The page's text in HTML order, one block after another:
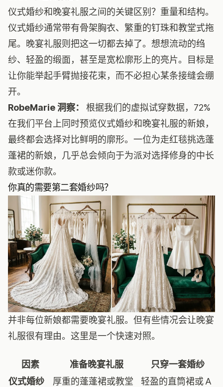
仪式婚纱和晚宴礼服之间的关键区别？重量和结构。
仪式婚纱通常带有骨架胸衣、繁重的钉珠和教堂式拖
尾。晚宴礼服则把这一切都去掉了。想想流动的绉
纱、轻盈的缎面，甚至是宽松廓形上的亮片。目标是
让你能举起手臂抛接花束，而不必担心某条接缝会绷
开。
RobeMarie 洞察：
根据我们的虚拟试穿数据，72%
在我们平台上同时预览仪式婚纱和晚宴礼服的新娘，
最终都会选择对比鲜明的廓形。一位为走红毯挑选蓬
蓬裙的新娘，几乎总会倾向于为派对选择修身的中长
款或迷你款。
你真的需要第二套婚纱吗？
并非每位新娘都需要晚宴礼服。但有些情况会让晚宴
礼服很有理由。这里是一个快速对照。
因素 准备晚宴礼服
只穿一套婚纱
仪式婚纱
厚重的蓬蓬裙或教堂 轻盈的直筒裙或 A